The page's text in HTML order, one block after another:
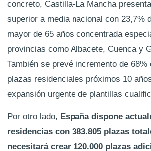
concreto, Castilla-La Mancha
superior a media nacional con 23,7%
mayor de 65 años concentrada
provincias como Albacete, Cuenca y
También se prevé incremento de 68%
plazas residenciales próximos 10
expansión urgente de plantillas
Por otro lado, España dispone
residencias con 383.805 plazas
necesitará crear 120.000 plazas